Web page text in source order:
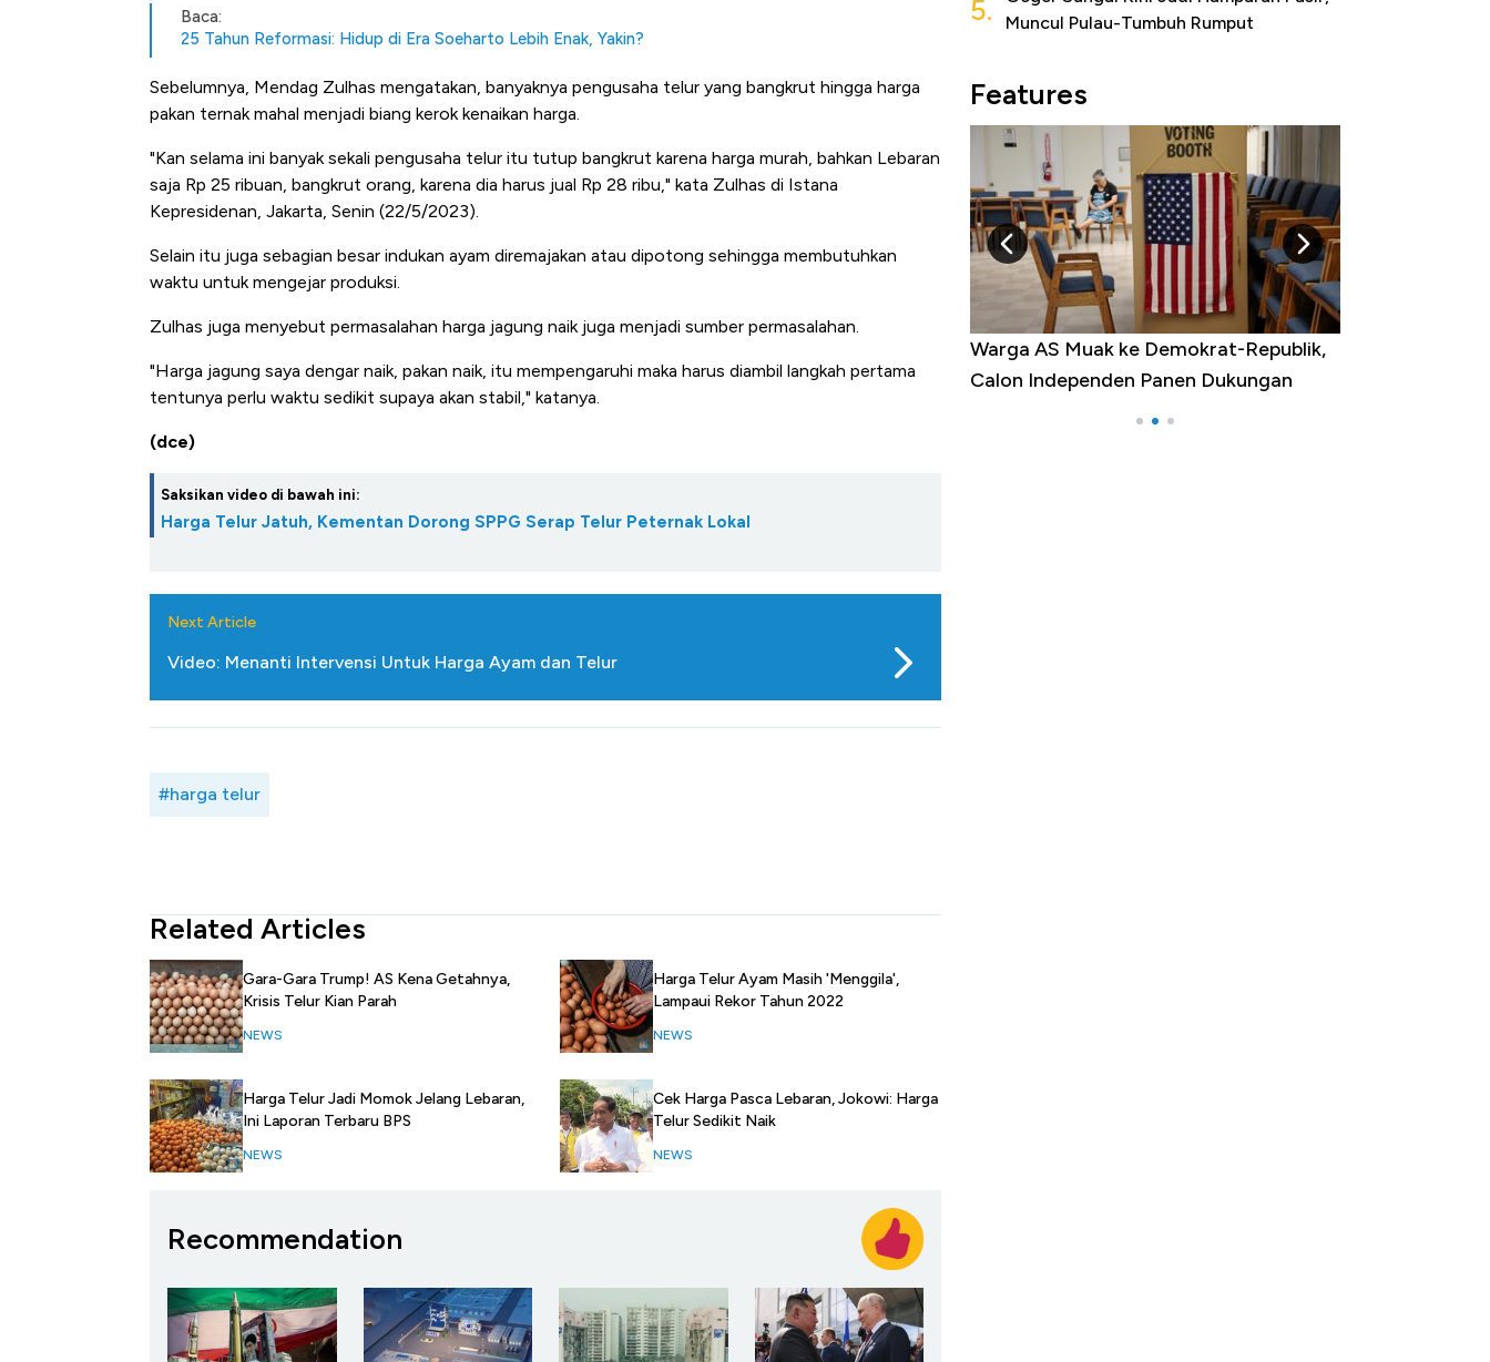
Baca:
25 Tahun Reformasi: Hidup di Era Soeharto Lebih Enak, Yakin?
Sebelumnya, Mendag Zulhas mengatakan, banyaknya pengusaha telur yang bangkrut hingga harga
pakan ternak mahal menjadi biang kerok kenaikan harga.
"Kan selama ini banyak sekali pengusaha telur itu tutup bangkrut karena harga murah, bahkan Lebaran
saja Rp 25 ribuan, bangkrut orang, karena dia harus jual Rp 28 ribu," kata Zulhas di Istana
Kepresidenan, Jakarta, Senin (22/5/2023).
Selain itu juga sebagian besar indukan ayam diremajakan atau dipotong sehingga membutuhkan
waktu untuk mengejar produksi.
Zulhas juga menyebut permasalahan harga jagung naik juga menjadi sumber permasalahan.
"Harga jagung saya dengar naik, pakan naik, itu mempengaruhi maka harus diambil langkah pertama
tentunya perlu waktu sedikit supaya akan stabil," katanya.
(dce)
Saksikan video di bawah ini:
Harga Telur Jatuh, Kementan Dorong SPPG Serap Telur Peternak Lokal
Next Article
Video: Menanti Intervensi Untuk Harga Ayam dan Telur
#harga telur
Related Articles
Gara-Gara Trump! AS Kena Getahnya,
Krisis Telur Kian Parah
NEWS
Harga Telur Jadi Momok Jelang Lebaran,
Ini Laporan Terbaru BPS
NEWS
Harga Telur Ayam Masih 'Menggila',
Lampaui Rekor Tahun 2022
NEWS
Cek Harga Pasca Lebaran, Jokowi: Harga
Telur Sedikit Naik
NEWS
Recommendation
5.
Muncul Pulau-Tumbuh Rumput
Features
Jam, ke Level Tertinggi 50 Hari!
Warga AS Muak ke Demokrat-Republik,
Calon Independen Panen Dukungan